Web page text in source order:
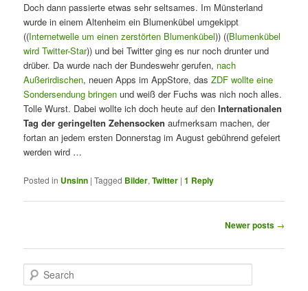
Doch dann passierte etwas sehr seltsames. Im Münsterland
wurde in einem Altenheim ein Blumenkübel umgekippt
((Internetwelle um einen zerstörten Blumenkübel)) ((Blumenkübel
wird Twitter-Star)) und bei Twitter ging es nur noch drunter und
drüber. Da wurde nach der Bundeswehr gerufen, nach
Außerirdischen, neuen Apps im AppStore, dasZDF wollte eine
Sondersendung bringen und weiß der Fuchs was nich noch alles.
Tolle Wurst. Dabei wollte ich doch heute auf denInternationalen
Tag der geringelten Zehensocken aufmerksam machen, der
fortan an jedem ersten Donnerstag im August gebührend gefeiert
werden wird …
Posted in Unsinn |Tagged Bilder,Twitter |1 Reply
Newer posts →
e